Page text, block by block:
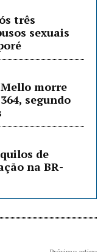
três
sexuais
morre
segundo
de
na BR-